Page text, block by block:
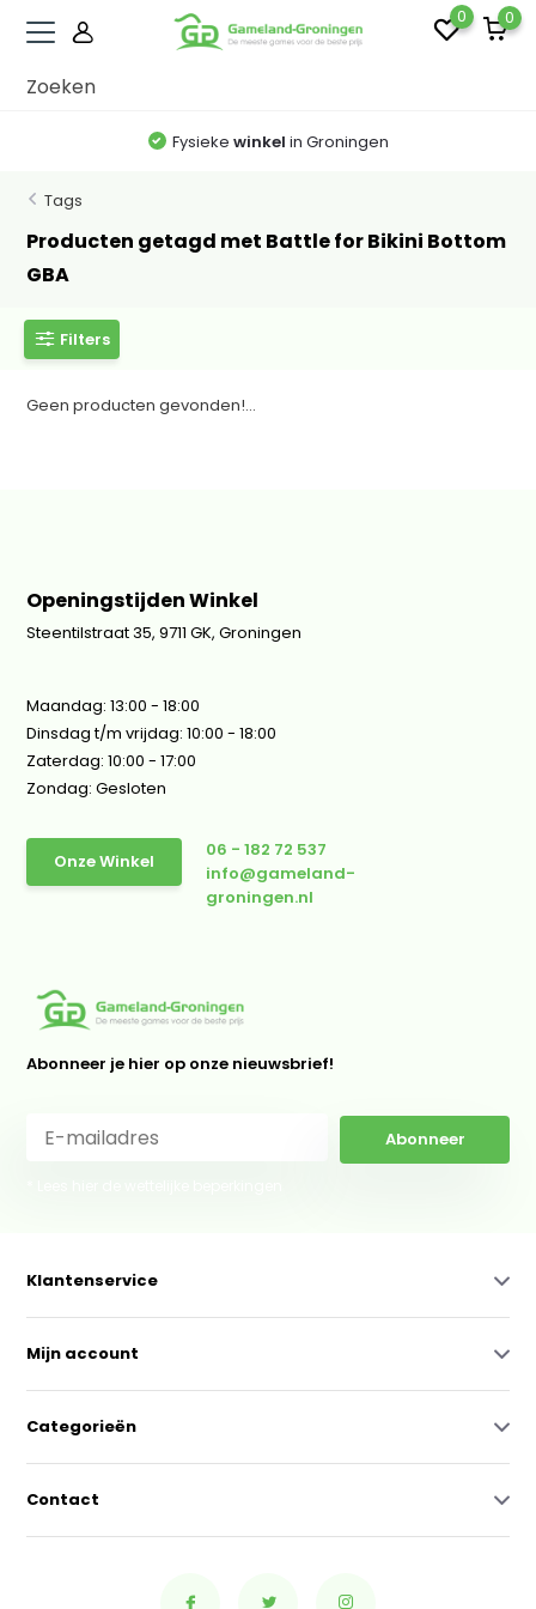
0 0
Fysieke winkel in Groningen
Tags
Producten getagd met Battle for Bikini Bottom
GBA
Filters
Geen producten gevonden!...
Openingstijden Winkel
Steentilstraat 35, 9711 GK, Groningen
Maandag: 13:00 - 18:00
Dinsdag t/m vrijdag: 10:00 - 18:00
Zaterdag: 10:00 - 17:00
Zondag: Gesloten
Onze Winkel
06 - 182 72 537
info@gameland-
groningen.nl
Abonneer je hier op onze nieuwsbrief!
Abonneer
Klantenservice
Mijn account
Categorieën
Contact